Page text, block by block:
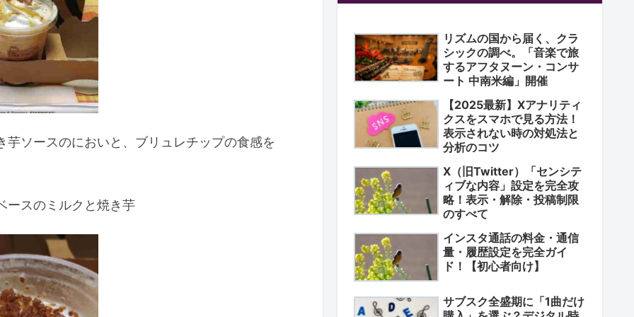
ソースのにおいと、ブリュレチップの食感を
ースのミルクと焼き芋
リズムの国から届く、クラ
シックの調べ。「音楽で旅
するアフタヌーン・コンサ
ート 中南米編」開催
【2025最新】Xアナリティ
クスをスマホで見る方法！
表示されない時の対処法と
分析のコツ
X（旧Twitter）「センシテ
ィブな内容」設定を完全攻
略！表示・解除・投稿制限
のすべて
インスタ通話の料金・通信
量・履歴設定を完全ガイ
ド！【初心者向け】
サブスク全盛期に「1曲だけ